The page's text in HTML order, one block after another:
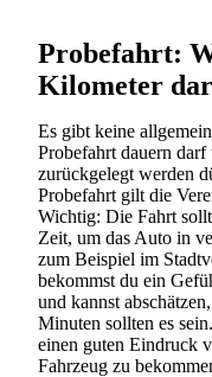
Probefahrt:
Kilometer
Es gibt keine
Probefahrt dauern
zurückgelegt werden
Probefahrt gilt die
Wichtig: Die Fahrt
Zeit, um das Auto in
zum Beispiel im
bekommst du ein
und kannst
Minuten sollten es
einen guten Eindruck
Fahrzeug zu